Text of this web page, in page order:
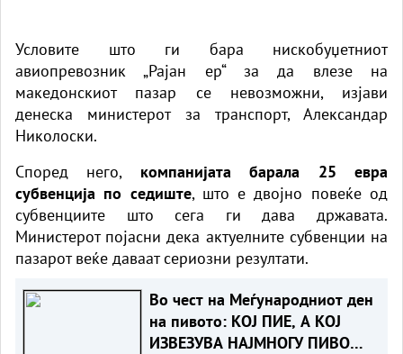
Условите што ги бара нискобуџетниот
авиопревозник „Рајан ер“ за да влезе на
македонскиот пазар се невозможни, изјави
денеска министерот за транспорт, Александар
Николоски.
Според него, компанијата барала 25 евра
субвенција по седиште, што е двојно повеќе од
субвенциите што сега ги дава државата.
Министерот појасни дека актуелните субвенции на
пазарот веќе даваат сериозни резултати.
Во чест на Меѓународниот ден
на пивото: КОЈ ПИЕ, А КОЈ
ИЗВЕЗУВА НАЈМНОГУ ПИВО